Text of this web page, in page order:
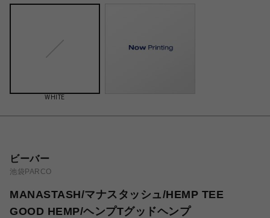
WHITE
ビーバー
池袋PARCO
MANASTASH/マナスタッシュ/HEMP TEE
GOOD HEMP/ヘンプTグッドヘンプ